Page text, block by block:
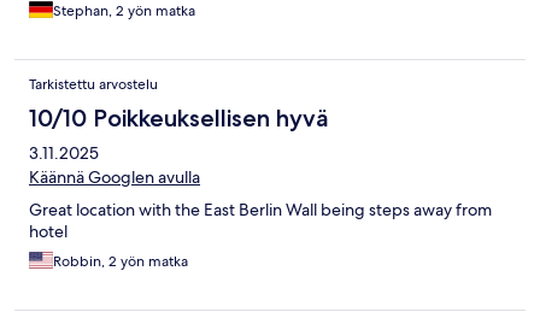
Stephan, 2 yön matka
Tarkistettu arvostelu
10/10 Poikkeuksellisen hyvä
3.11.2025
Käännä Googlen avulla
Great location with the East Berlin Wall being steps away from
hotel
Robbin, 2 yön matka